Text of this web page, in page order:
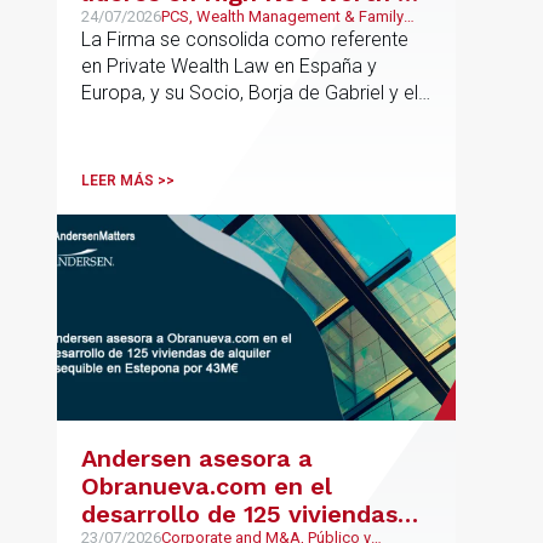
España y Europa
24/07/2026PCS, Wealth Management & Family
Business
La Firma se consolida como referente
en Private Wealth Law en España y
Europa, y su Socio, Borja de Gabriel y el
profesionales clave del sector.
LEER MÁS >>
Andersen asesora a
Obranueva.com en el
desarrollo de 125 viviendas
23/07/2026Corporate and M&A, Público y